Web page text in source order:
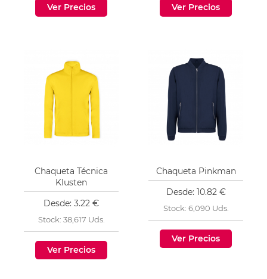
Ver Precios Ver Precios
Chaqueta Técnica
Klusten
Desde: 3.22 €
Stock: 38,617 Uds.
Ver Precios
Chaqueta Pinkman
Desde: 10.82 €
Stock: 6,090 Uds.
Ver Precios